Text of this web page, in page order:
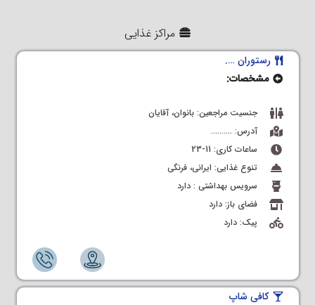
مراکز غذایی
رستوران ….
مشخصات:
جنسیت مراجعین: بانوان، آقایان
آدرس: ……….
ساعات کاری: 11-23
تنوع غذایی: ایرانی، فرنگی
سرویس بهداشتی : دارد
فضای باز: دارد
پیک: دارد
کافی شاپ